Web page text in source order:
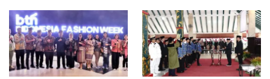
Mendatang